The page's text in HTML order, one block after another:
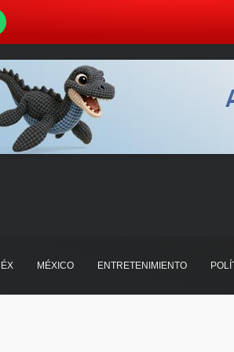
MÉXICO ENTRETENIMIENTO